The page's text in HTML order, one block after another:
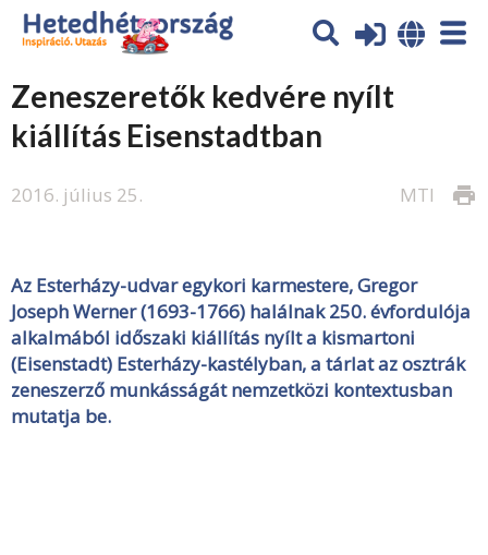
Zeneszeretők kedvére nyílt
kiállítás Eisenstadtban
2016. július 25. print
MTI
Az Esterházy-udvar egykori karmestere, Gregor
Joseph Werner (1693-1766) halálnak 250. évfordulója
alkalmából időszaki kiállítás nyílt a kismartoni
(Eisenstadt) Esterházy-kastélyban, a tárlat az osztrák
zeneszerző munkásságát nemzetközi kontextusban
mutatja be.